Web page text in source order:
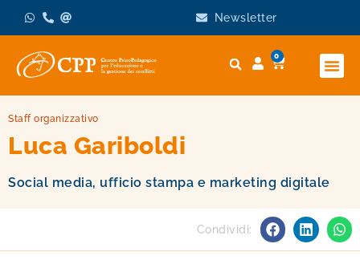
Newsletter
0
Staff organizzativo
Luca Gariboldi
Social media, ufficio stampa e marketing digitale
Condividi: